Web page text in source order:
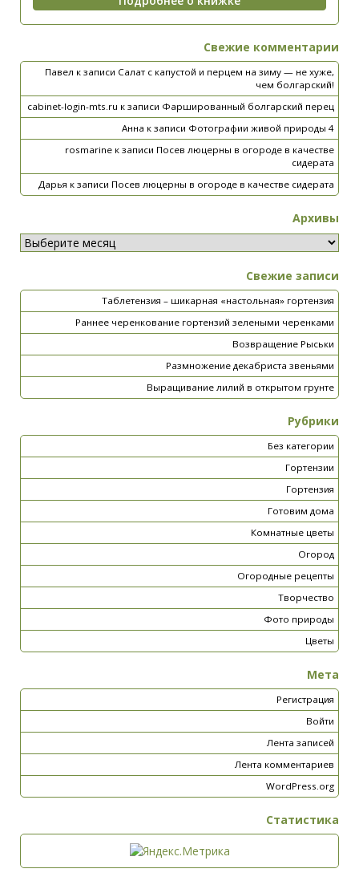
Свежие комментарии
Павел к записи Салат с капустой и перцем на зиму — не хуже,
чем болгарский!
cabinet-login-mts.ru к записи Фаршированный болгарский перец
Анна к записи Фотографии живой природы 4
rosmarine к записи Посев люцерны в огороде в качестве
сидерата
Дарья к записи Посев люцерны в огороде в качестве сидерата
Архивы
Свежие записи
Таблетензия – шикарная «настольная» гортензия
Раннее черенкование гортензий зелеными черенками
Возвращение Рыськи
Размножение декабриста звеньями
Выращивание лилий в открытом грунте
Рубрики
Без категории
Гортензии
Гортензия
Готовим дома
Комнатные цветы
Огород
Огородные рецепты
Творчество
Фото природы
Цветы
Мета
Регистрация
Войти
Лента записей
Лента комментариев
WordPress.org
Статистика